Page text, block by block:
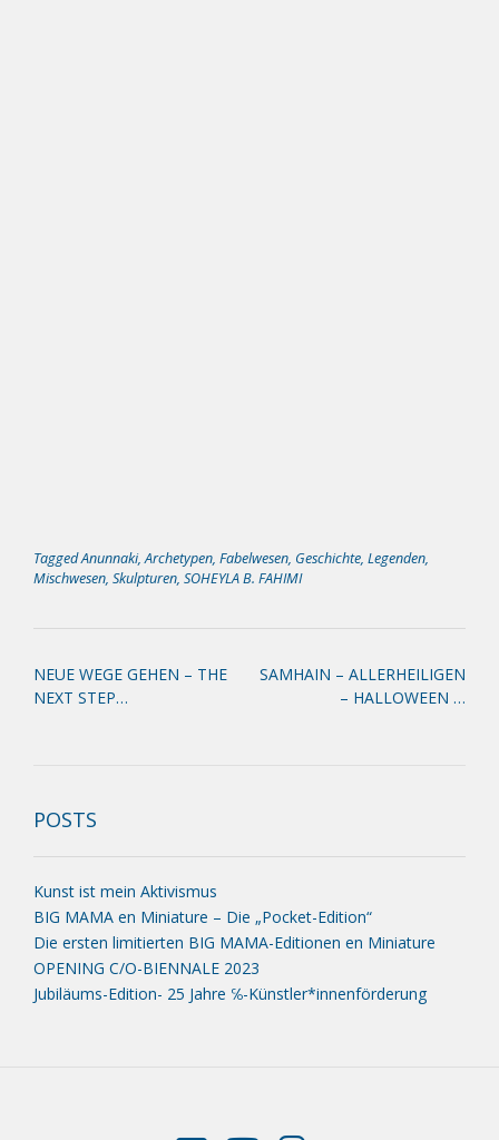
TaggedAnunnaki,Archetypen, Fabelwesen, Geschichte, Legenden,
Mischwesen, Skulpturen, SOHEYLA B. FAHIMI
Post
navigation
NEUE WEGE GEHEN – THE
NEXT STEP…
SAMHAIN – ALLERHEILIGEN
– HALLOWEEN …
POSTS
Kunst ist mein Aktivismus
BIG MAMA en Miniature – Die „Pocket-Edition“
Die ersten limitierten BIG MAMA-Editionen en Miniature
OPENING C/O-BIENNALE 2023
Jubiläums-Edition- 25 Jahre ℅-Künstler*innenförderung